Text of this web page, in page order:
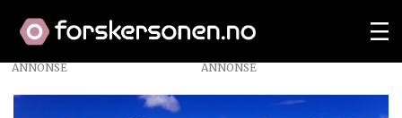
ANNONSE